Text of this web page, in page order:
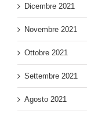
Dicembre 2021
Novembre 2021
Ottobre 2021
Settembre 2021
Agosto 2021